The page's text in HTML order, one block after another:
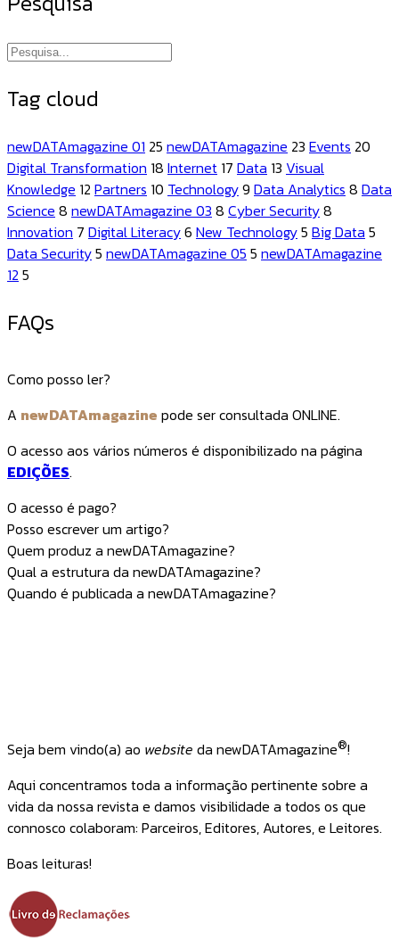
Tag cloud
newDATAmagazine 01 25 newDATAmagazine 23 Events 20
Digital Transformation 18 Internet 17 Data 13 Visual
Knowledge 12 Partners 10 Technology9 Data Analytics 8 Data
Science 8 newDATAmagazine 03 8 Cyber Security8
Innovation 7 Digital Literacy6 New Technology5 Big Data 5
Data Security5 newDATAmagazine 05 5 newDATAmagazine
12 5
FAQs
Como posso ler?
A newDATAmagazine pode ser consultada ONLINE.
O acesso aos vários números é disponibilizado na página
EDIÇÕES.
O acesso é pago?
Posso escrever um artigo?
Quem produz a newDATAmagazine?
Qual a estrutura da newDATAmagazine?
Quando é publicada a newDATAmagazine?
Seja bem vindo(a) ao website da newDATAmagazine®!
Aqui concentramos toda a informação pertinente sobre a
vida da nossa revista e damos visibilidade a todos os que
connosco colaboram: Parceiros, Editores, Autores, e Leitores.
Boas leituras!